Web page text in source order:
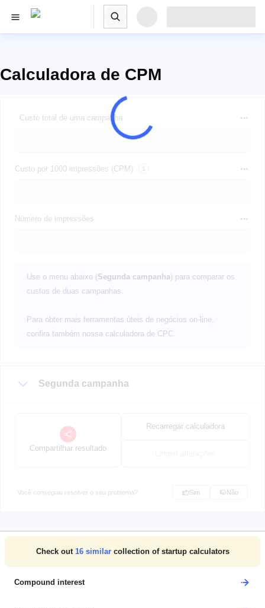
Calculadora de CPM
Custo total de uma campanha
Custo por 1000 impressões (CPM):
Número de impressões
Use o menu abaixo (Segunda campanha) para comparar os
custos de duas campanhas.
Para obter mais ferramentas úteis de negócios on-line,
confira também nossa calculadora de CPC.
Segunda campanha
Compartilhar resultado
Recarregar calculadora
Você conseguiu resolver o seu problema? Sim Não
Check out 16similar collection of startup calculators
Compound interest